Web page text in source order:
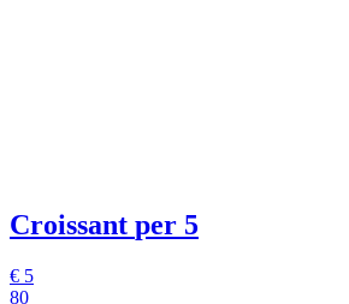
Croissant per 5
€ 5
80